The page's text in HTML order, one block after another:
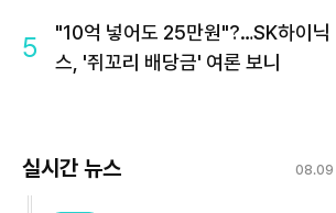
5
"10억 넣어도 25만원"?…SK하이닉
스, '쥐꼬리 배당금' 여론 보니
실시간 뉴스 08.09